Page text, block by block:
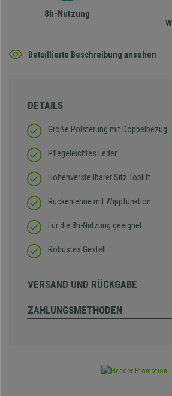
8h-Nutzung
Detaillierte Beschreibung ansehen
DETAILS
Große Polsterung mit Doppelbezug
Pflegeleichtes Leder
Höhenverstellbarer Sitz Toplift
Rückenlehne mit Wippfunktion
Für die 8h-Nutzung geeignet
Robustes Gestell
VERSAND UND RÜCKGABE
ZAHLUNGSMETHODEN